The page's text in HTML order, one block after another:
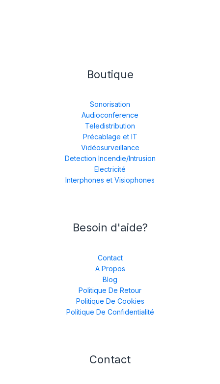
Boutique
Sonorisation
Audioconference
Teledistribution
Précablage et IT
Vidéosurveillance
Detection Incendie/Intrusion
Electricité
Interphones et Visiophones
Besoin d'aide?
Contact
A Propos
Blog
Politique De Retour
Politique De Cookies
Politique De Confidentialité
Contact